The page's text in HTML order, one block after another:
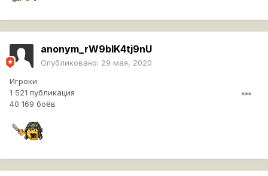
anonym_rW9bIK4tj9nU
Опубликовано: 29 мая, 2020
Игроки
1 521 публикация
40 169 боёв